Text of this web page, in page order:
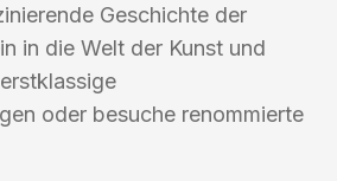
Geschichte der
in die Welt der Kunst und
oder besuche renommierte